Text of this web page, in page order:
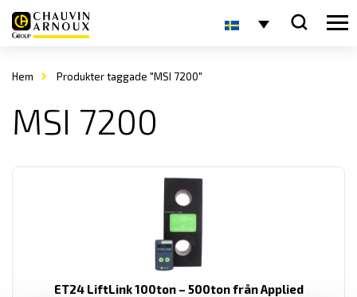
Hem Produkter taggade "MSI 7200"
MSI 7200
ET24 LiftLink 100ton – 500ton från Applied